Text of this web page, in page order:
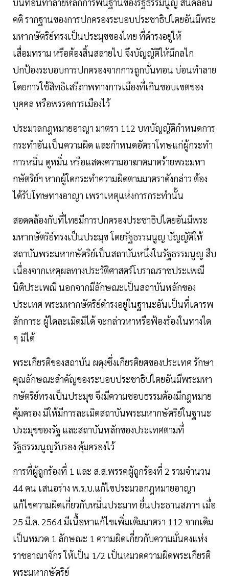
คติ รากฐานของการปกครองระบอบประชาธิปไตยอันมีพระ
มหากษัตริย์ทรงเป็นประมุขของไทย ที่ดำรงอยู่ให้
เสื่อมทราม หรือต้องสิ้นสลายไป จึงบัญญัติให้มีกลไก
ปกป้องระบอบการปกครองจากการถูกบั่นทอน บ่อนทำลาย
โดยการใช้สิทธิเสรีภาพทางการเมืองที่เกินขอบเขตของ
บุคคล หรือพรรคการเมืองไว้
ประมวลกฎหมายอาญา มาตรา 112 บทบัญญัติกำหนดการ
กระทำอันเป็นความผิด และกำหนดอัตราโทษแก่ผู้กระทำ
การหมิ่น ดูหมิ่น หรือแสดงความอาฆาตมาดร้ายพระมหา
กษัตริย์ฯ หากผู้ใดกระทำความผิดตามมาตราดังกล่าว ต้อง
ได้รับโทษทางอาญา เพราเหตุแห่งการกระทำนั้น
สอดคล้องกับที่ไทยมีการปกครองประชาธิปไตยอันมีพระ
มหากษัตริย์ทรงเป็นประมุข โดยรัฐธรรมนูญ บัญญัติให้
สถาบันพระมหากษัตริย์เป็นสถาบันหนึ่งในรัฐธรรมนูญ สืบ
เนื่องจากเหตุผลทางประวัติศาสตร์โบราณราชประเพณี
นิติประเพณี นอกจากมีลักษณะเป็นสถาบันหลักของ
ประเทศ พระมหากษัตริย์ดำรงอยู่ในฐานะอันเป็นที่เคารพ
สักการะ ผู้ใดละเมิดมิได้ จะกล่าวหาหรือฟ้องร้องในทางใด
ๆ มิได้
พระเกียรติของสถาบัน ผดุงซึ่งเกียรติยศของประเทศ รักษา
คุณลักษณะสำคัญของระบอบประชาธิปไตยอันมีพระมหา
กษัตริย์ทรงเป็นประมุข จึงมีความชอบธรรมต้องมีกฎหมาย
คุ้มครอง มิให้มีการละเมิดสถาบันพระมหากษัตริย์ในฐานะ
ประมุขของรัฐ และสถาบันหลักของประเทศตามที่
รัฐธรรมนูญรับรอง คุ้มครองไว้
การที่ผู้ถูกร้องที่ 1 และ ส.ส.พรรคผู้ถูกร้องที่ 2 รวมจำนวน
44 คน เสนอร่าง พ.ร.บ.แก้ไขประมวลกฎหมายอาญา
แก้ไขความผิดเกี่ยวกับหมิ่นประมาท ยื่นประธานสภาฯ เมื่อ
25 มี.ค. 2564 มีเนื้อหาแก้ไขเพิ่มเติมมาตรา 112 จากเดิม
เป็นหมวด 1 ลักษณะ 1 ความผิดเกี่ยวกับความมั่นคงแห่ง
ราชอาณาจักร ให้เป็น 1/2 เป็นหมวดความผิดพระเกียรติ
พระมหากษัตริย์